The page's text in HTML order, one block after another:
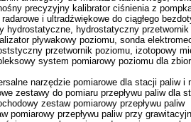
precyzyjny kalibrator ciśnienia z
i ultradźwiękowe do ciągłego
hydrostatyczne, hydrostatyczny
pływakowy poziomu, sonda
przetwornik poziomu, izotopowy
system pomiarowy poziomu dla
narzędzie pomiarowe dla stacji paliw i
zestawy do pomiaru przepływu paliw dla
zestaw pomiarowy przepływu paliw
pomiarowy przepływu paliw przy